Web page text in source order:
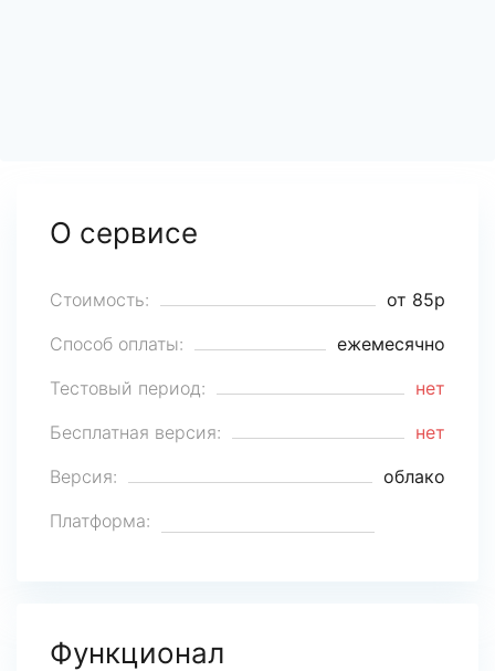
О сервисе
Стоимость:
от 85р
Способ оплаты:
ежемесячно
Тестовый период:
нет
Бесплатная версия:
нет
Версия:
облако
Платформа:
Функционал